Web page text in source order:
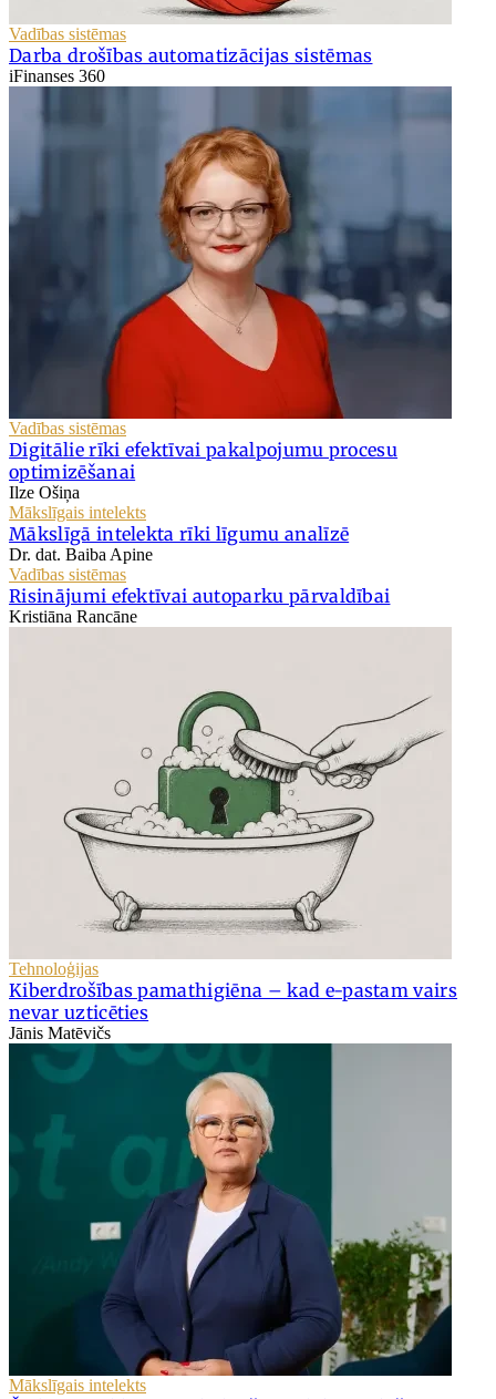
Vadības sistēmas
Darba drošības automatizācijas sistēmas
iFinanses 360
Vadības sistēmas
Digitālie rīki efektīvai pakalpojumu procesu
optimizēšanai
Ilze Ošiņa
Mākslīgais intelekts
Mākslīgā intelekta rīki līgumu analīzē
Dr. dat. Baiba Apine
Vadības sistēmas
Risinājumi efektīvai autoparku pārvaldībai
Kristiāna Rancāne
Tehnoloģijas
Kiberdrošības pamathigiēna – kad e-pastam vairs
nevar uzticēties
Jānis Matēvičs
Mākslīgais intelekts